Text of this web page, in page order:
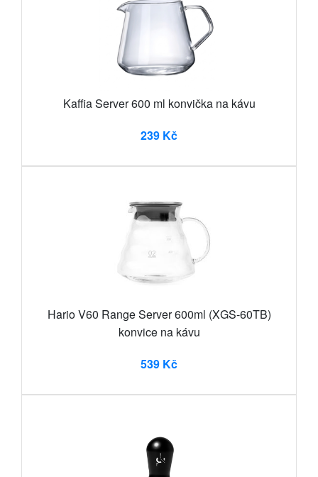
Kaffia Server 600 ml konvička na kávu
239 Kč
Hario V60 Range Server 600ml (XGS-60TB)
konvice na kávu
539 Kč